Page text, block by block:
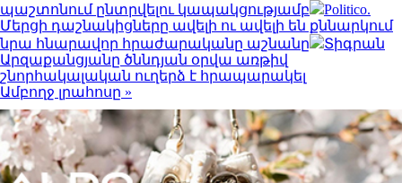
պաշտոնում ընտրվելու կապակցությամբ
Politico.
Մերցի դաշնակիցները ավելի ու ավելի են քննարկում
նրա հնարավոր հրաժարականը աշնանը
Տիգրան
Արզաքանցյանը ծննդյան օրվա առթիվ
շնորհակալական ուղերձ է հրապարակել
Ամբողջ լրահոսը »